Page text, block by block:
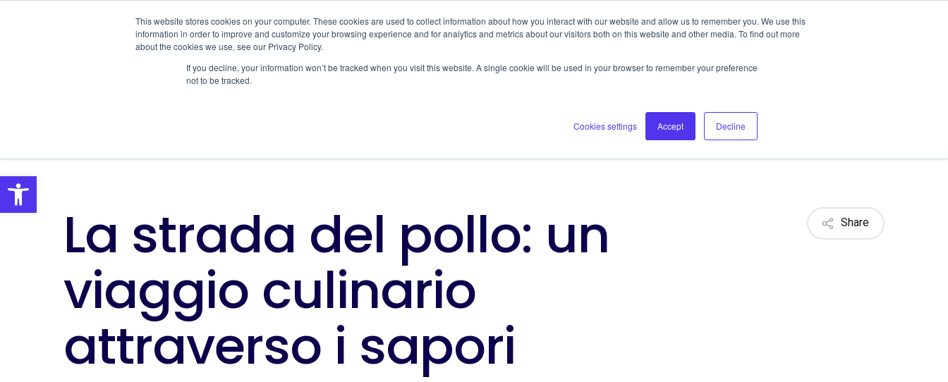
This website stores cookies on your computer. These cookies are used to collect information about how you interact with our website and allow us to remember you. We use this
information in order to improve and customize your browsing experience and for analytics and metrics about our visitors both on this website and other media. To find out more
about the cookies we use, see our Privacy Policy.
If you decline, your information won’t be tracked when you visit this website. A single cookie will be used in your browser to remember your preference
not to be tracked.
Cookies settings Accept Decline
Open toolbar
SOLUTIONS SERVICES COMPANY RESOURCES CONTACT US REQUEST A DEMO
La strada del pollo: un
viaggio culinario
attraverso i sapori
Share